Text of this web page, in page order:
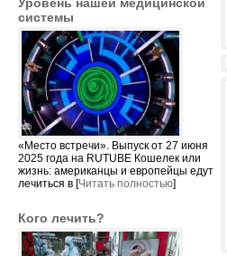
системы
«Место встречи». Выпуск от 27 июня
2025 года на RUTUBE Кошелек или
жизнь: американцы и европейцы едут
лечиться в [Читать полностью]
Кого лечить?